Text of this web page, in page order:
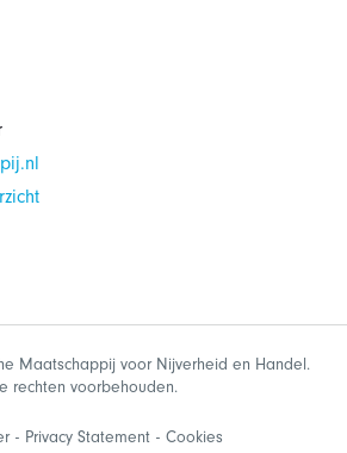
Maatschappij voor Nijverheid en Handel.
rechten voorbehouden.
Privacy Statement Cookies